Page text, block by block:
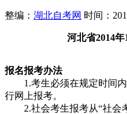
整编： 湖北自考网 时间：
河北省2014年
报名报考办法
1.考生必须在规定时间内
行网上报考。
2.社会考生报考从“社会